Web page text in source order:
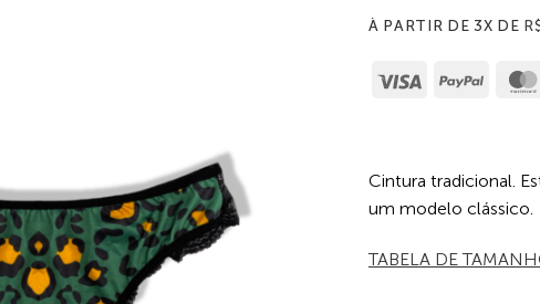
À PARTIR DE 3X DE
Visa PayPal
Cintura tradicional.
um modelo clássico.
TABELA DE